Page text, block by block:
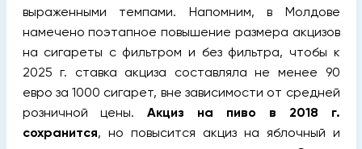
выраженными темпами. Напомним, в Молдове
намечено поэтапное повышение размера акцизов
на сигареты с фильтром и без фильтра, чтобы к
2025 г. ставка акциза составляла не менее 90
евро за 1000 сигарет, вне зависимости от средней
розничной цены.Акциз на пиво в 2018 г.
сохранится, но повысится акциз на яблочный и